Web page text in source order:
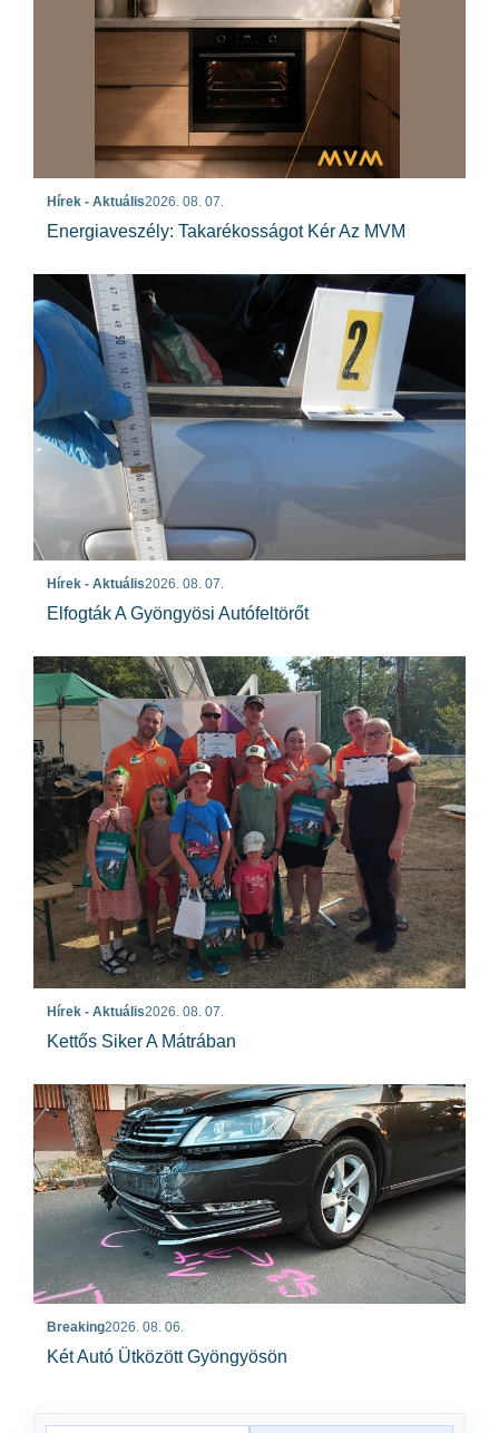
Hírek - Aktuális2026. 08. 07.
Energiaveszély: Takarékosságot Kér Az MVM
Hírek - Aktuális2026. 08. 07.
Elfogták A Gyöngyösi Autófeltörőt
Hírek - Aktuális2026. 08. 07.
Kettős Siker A Mátrában
Breaking2026. 08. 06.
Két Autó Ütközött Gyöngyösön